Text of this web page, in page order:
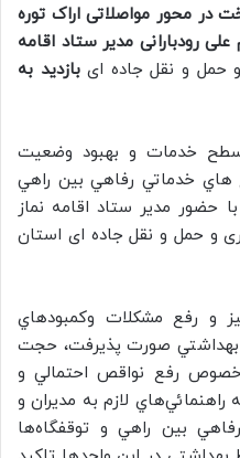
در محور مواصلاتی اراک توره
رودبارانی مدیر ستاد اقامه
حمل و نقل جاده ایبازدید به
سطح خدمات و بهبود وضعيت
هاي خدماتي رفاهي بين راهي
حضور مدیر ستاد اقامه نماز
و حمل و نقل جاده ای استان
و رفع مشكلات وكمبودهاي
بهداشتي صورت پذيرفت، حجت
خصوص رفع نواقص احتمالي و
راهنمائي‌هاي لازم به مديران و
بين راهي و توقفگاه‌ها